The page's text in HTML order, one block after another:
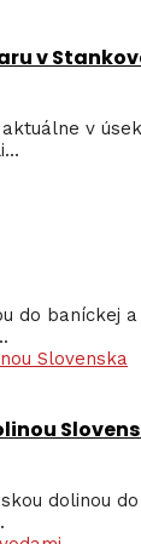
v
aktuálne v
do baníckej
dolinou